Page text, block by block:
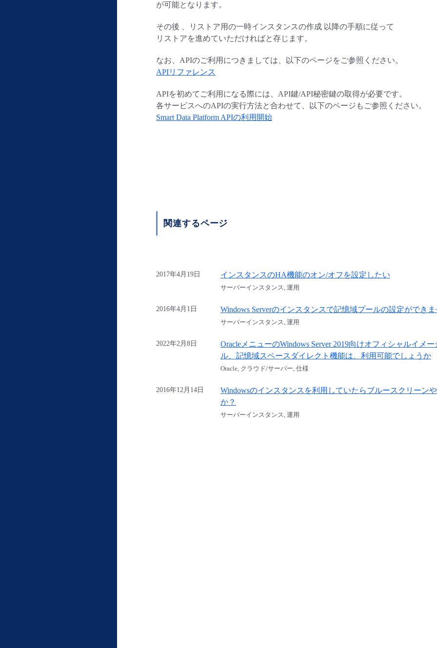
が可能となります。
その後 、リストア用の一時インスタンスの作成 以降の手順に従って
リストアを進めていただければと存じます。
なお、APIのご利用につきましては、以下のページをご参照ください。
APIリファレンス
APIを初めてご利用になる際には、API鍵/API秘密鍵の取得が必要です。
各サービスへのAPIの実行方法と合わせて、以下のページもご参照ください。
Smart Data Platform APIの利用開始
関連するページ
2017年4月19日 インスタンスのHA機能のオン/オフを設定したい
サーバーインスタンス, 運用
2016年4月1日 Windows Serverのインスタンスで記憶域プールの設定ができ
サーバーインスタンス, 運用
2022年2月8日
OracleメニューのWindows Server 2019向けオフィシャルイメ
ル、記憶域スペースダイレクト機能は、利用可能でしょうか
Oracle, クラウド/サーバー, 仕様
2016年12月14日
Windowsのインスタンスを利用していたらブルースクリーン
か？
サーバーインスタンス, 運用